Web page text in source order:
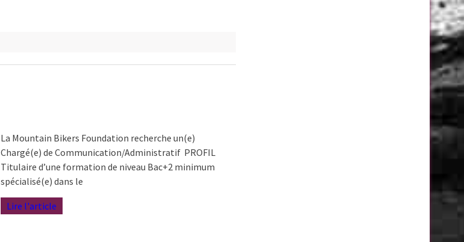
La Mountain Bikers Foundation recherche un(e)
Chargé(e) de Communication/Administratif PROFIL
Titulaire d’une formation de niveau Bac+2 minimum
spécialisé(e) dans le
Lire l'article